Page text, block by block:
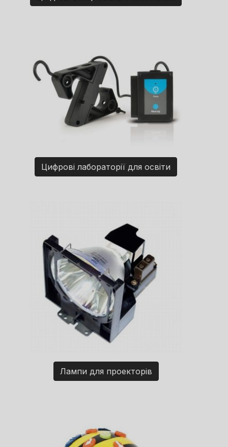
Цифрові лабораторії для освіти
Лампи для проекторів